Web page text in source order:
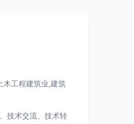
木工程建筑业,建筑
技术交流、技术转